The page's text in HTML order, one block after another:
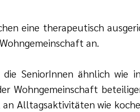
eine therapeutisch
an.
SeniorInnen ähnlich wie
Wohngemeinschaft
Alltagsaktivitäten wie